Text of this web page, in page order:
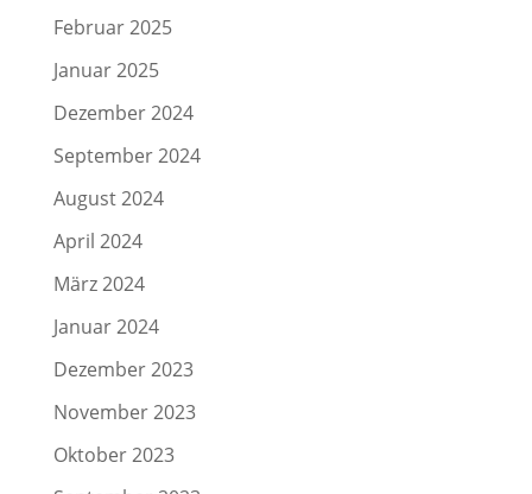
Februar 2025
Januar 2025
Dezember 2024
September 2024
August 2024
April 2024
März 2024
Januar 2024
Dezember 2023
November 2023
Oktober 2023